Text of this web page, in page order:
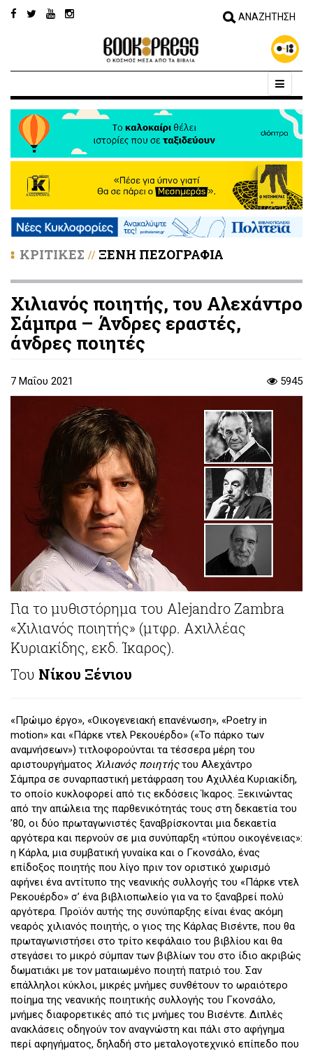
ΚΡΙΤΙΚΕΣ // ΞΕΝΗ ΠΕΖΟΓΡΑΦΙΑ
Χιλιανός ποιητής, του Αλεχάντρο
Σάμπρα – Άνδρες εραστές,
άνδρες ποιητές
7 Μαΐου 2021 5945
Για το μυθιστόρημα του Alejandro Zambra
«Χιλιανός ποιητής» (μτφρ. Αχιλλέας
Κυριακίδης, εκδ. Ίκαρος).
Του Νίκου Ξένιου
«Πρώιμο έργο», «Οικογενειακή επανένωση», «Poetry in
motion» και «Πάρκε ντελ Ρεκουέρδο» («Το πάρκο των
αναμνήσεων») τιτλοφορούνται τα τέσσερα μέρη του
αριστουργήματος Χιλιανός ποιητήςτου Αλεχάντρο
Σάμπρα σε συναρπαστική μετάφραση του Αχιλλέα Κυριακίδη,
το οποίο κυκλοφορεί από τις εκδόσεις Ίκαρος. Ξεκινώντας
από την απώλεια της παρθενικότητάς τους στη δεκαετία του
’80, οι δύο πρωταγωνιστές ξαναβρίσκονται μια δεκαετία
αργότερα και περνούν σε μια συνύπαρξη «τύπου οικογένειας»:
η Κάρλα, μια συμβατική γυναίκα και ο Γκονσάλο, ένας
επίδοξος ποιητής που λίγο πριν τον οριστικό χωρισμό
αφήνει ένα αντίτυπο της νεανικής συλλογής του «Πάρκε ντελ
Ρεκουέρδο» σ’ ένα βιβλιοπωλείο για να το ξαναβρεί πολύ
αργότερα. Προϊόν αυτής της συνύπαρξης είναι ένας ακόμη
νεαρός χιλιανός ποιητής, ο γιος της Κάρλας Βισέντε, που θα
πρωταγωνιστήσει στο τρίτο κεφάλαιο του βιβλίου και θα
στεγάσει το μικρό σύμπαν των βιβλίων του στο ίδιο ακριβώς
δωματιάκι με τον ματαιωμένο ποιητή πατριό του. Σαν
επάλληλοι κύκλοι, μικρές μνήμες συνθέτουν το ωραιότερο
ποίημα της νεανικής ποιητικής συλλογής του Γκονσάλο,
μνήμες διαφορετικές από τις μνήμες του Βισέντε. Διπλές
ανακλάσεις οδηγούν τον αναγνώστη και πάλι στο αφήγημα
περί αφηγήματος, δηλαδή στο μεταλογοτεχνικό επίπεδο που